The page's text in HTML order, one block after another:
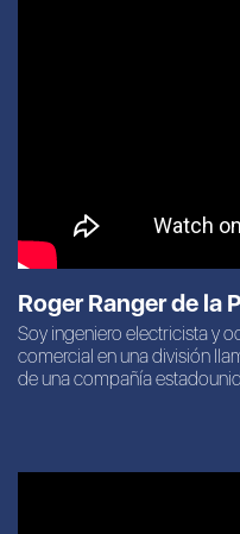
Roger Ranger de la
Soy ingeniero electricista y
comercial en una división
de una compañía